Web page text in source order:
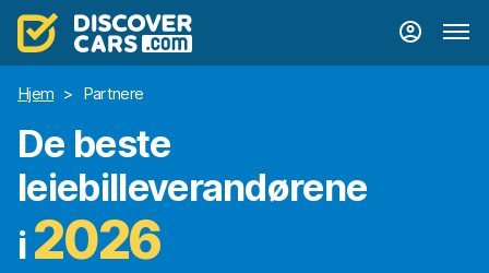
Hjem > Partnere
De beste
leiebilleverandørene
i2026